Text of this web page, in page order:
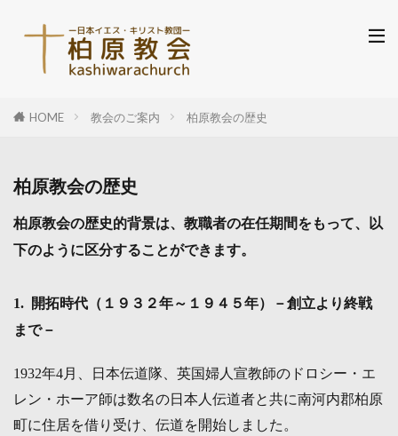
HOME 教会のご案内 柏原教会の歴史
柏原教会の歴史
柏原教会の歴史的背景は、教職者の在任期間をもって、
以
下のように区分することができます。
1. 開拓時代（１９３２年～１９４５年）－創立より終戦
まで－
1932年4月、日本伝道隊、英国婦人宣教師のドロシー・エ
レン・ホーア師は数名の日本人伝道者と共に南河内郡柏原
町に住居を借り受け、伝道を開始しました。